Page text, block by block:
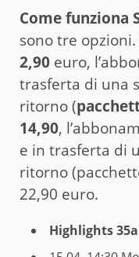
Come funziona
sono tre
2,90 euro,
trasferta di una
ritorno (
14,90,
e in trasferta di
ritorno
22,90 euro.
Highlights